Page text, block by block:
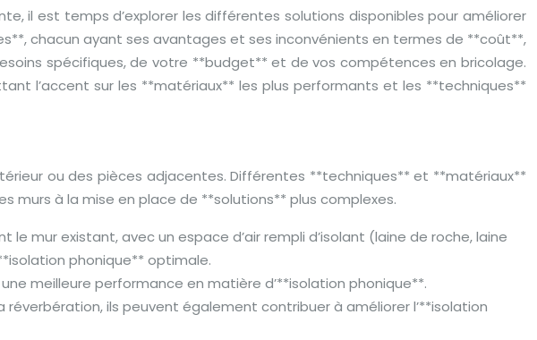
il est temps d’explorer les différentes solutions disponibles pour améliorer
chacun ayant ses avantages et ses inconvénients en termes de **coût**,
spécifiques, de votre **budget** et de vos compétences en bricolage.
l’accent sur les **matériaux** les plus performants et les **techniques**
ou des pièces adjacentes. Différentes **techniques** et **matériaux**
murs à la mise en place de **solutions** plus complexes.
mur existant, avec un espace d’air rempli d’isolant (laine de roche, laine
phonique** optimale.
meilleure performance en matière d’**isolation phonique**.
ils peuvent également contribuer à améliorer l’**isolation